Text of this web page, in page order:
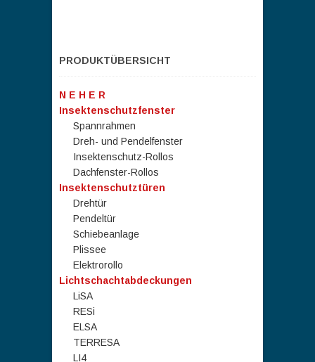
PRODUKTÜBERSICHT
N E H E R
Insektenschutzfenster
Spannrahmen
Dreh- und Pendelfenster
Insektenschutz-Rollos
Dachfenster-Rollos
Insektenschutztüren
Drehtür
Pendeltür
Schiebeanlage
Plissee
Elektrorollo
Lichtschachtabdeckungen
LiSA
RESi
ELSA
TERRESA
LI4